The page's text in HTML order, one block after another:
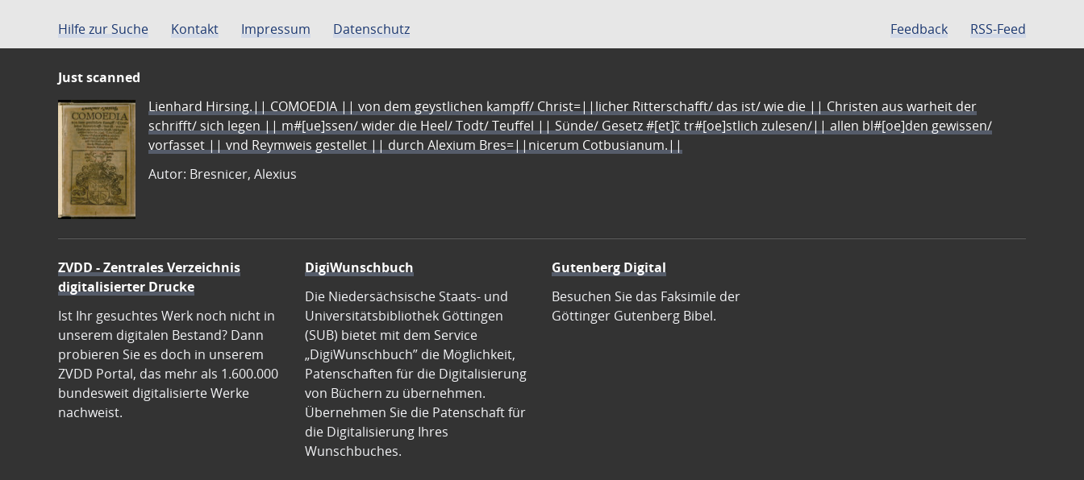
Hilfe zur Suche Kontakt Impressum Datenschutz Feedback RSS-Feed
Just scanned
Lienhard Hirsing.|| COMOEDIA || von dem geystlichen kampff/ Christ=||licher Ritterschafft/ das ist/ wie die || Christen aus warheit der
schrifft/ sich legen || m#[ue]ssen/ wider die Heel/ Todt/ Teuffel || Sünde/ Gesetz #[et]c̃ tr#[oe]stlich zulesen/|| allen bl#[oe]den gewissen/
vorfasset || vnd Reymweis gestellet || durch Alexium Bres=||nicerum Cotbusianum.||
Autor: Bresnicer, Alexius
ZVDD - Zentrales Verzeichnis
digitalisierter Drucke
Ist Ihr gesuchtes Werk noch nicht in
unserem digitalen Bestand? Dann
probieren Sie es doch in unserem
ZVDD Portal, das mehr als 1.600.000
bundesweit digitalisierte Werke
nachweist.
DigiWunschbuch
Die Niedersächsische Staats- und
Universitätsbibliothek Göttingen
(SUB) bietet mit dem Service
„DigiWunschbuch” die Möglichkeit,
Patenschaften für die Digitalisierung
von Büchern zu übernehmen.
Übernehmen Sie die Patenschaft für
die Digitalisierung Ihres
Wunschbuches.
Gutenberg Digital
Besuchen Sie das Faksimile der
Göttinger Gutenberg Bibel.